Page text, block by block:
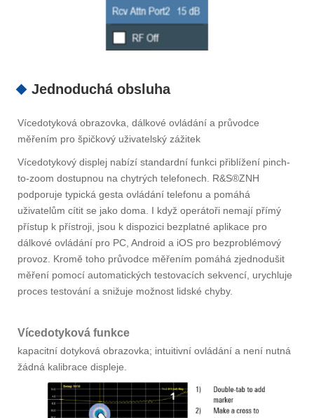
Jednoduchá obsluha
Vícedotyková obrazovka, dálkové ovládání a průvodce
měřením pro špičkový uživatelský zážitek
Vícedotykový displej nabízí standardní funkci přiblížení pinch-
to-zoom dostupnou na chytrých telefonech. R&S®ZNH
podporuje typická gesta ovládání telefonu a pomáhá
uživatelům cítit se jako doma. I když operátoři nemají přímý
přístup k přístroji, jsou k dispozici bezplatné aplikace pro
dálkové ovládání pro PC, Android a iOS pro bezproblémový
provoz. Kromě toho průvodce měřením pomáhá zjednodušit
měření pomocí automatických testovacích sekvencí, urychluje
proces testování a snižuje možnost lidské chyby.
Vícedotyková funkce
kapacitní dotyková obrazovka; intuitivní ovládání a není nutná
žádná kalibrace displeje.